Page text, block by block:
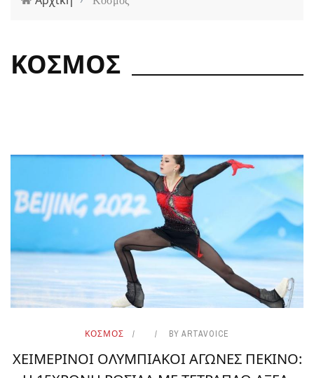
ΚΟΣΜΟΣ
ΚΟΣΜΟΣ BY ARTAVOICE
ΧΕΙΜΕΡΙΝΟΙ ΟΛΥΜΠΙΑΚΟΙ ΑΓΩΝΕΣ ΠΕΚΙΝΟ: